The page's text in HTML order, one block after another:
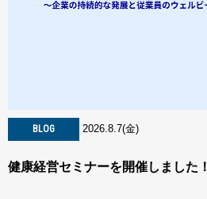
BLOG 2026.8.7(金)
健康経営セミナーを開催しました！